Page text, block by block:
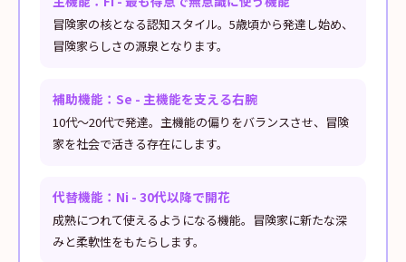
冒険家の核となる認知スタイル。5歳頃から発達し始め、
冒険家らしさの源泉となります。
補助機能：Se - 主機能を支える右腕
10代〜20代で発達。主機能の偏りをバランスさせ、冒険
家を社会で活きる存在にします。
代替機能：Ni - 30代以降で開花
成熟につれて使えるようになる機能。冒険家に新たな深
みと柔軟性をもたらします。